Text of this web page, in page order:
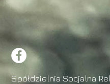
Spółdzielnia Socjalna